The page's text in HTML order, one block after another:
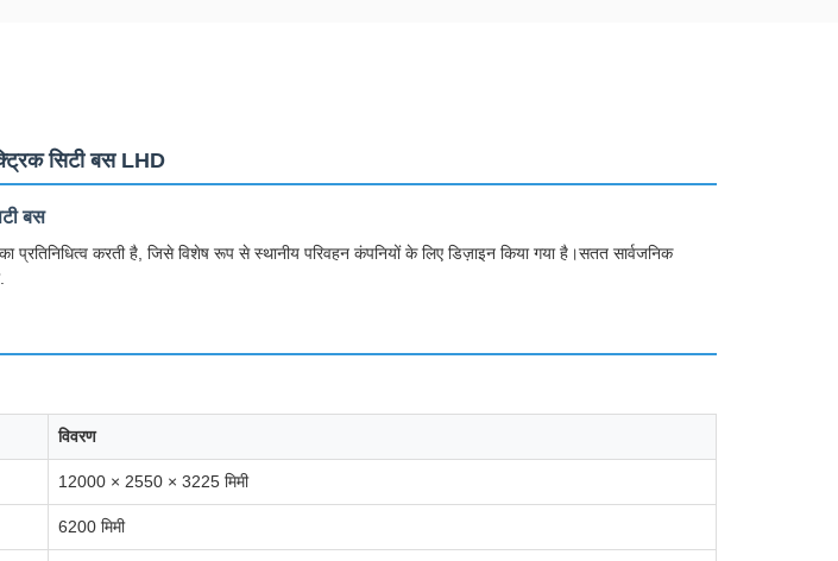
सिटी बस LHD
बस
प्रतिनिधित्व करती है, जिसे विशेष रूप से स्थानीय परिवहन कंपनियों के लिए डिज़ाइन किया गया है।सतत सार्वजनिक
विवरण
12000 × 2550 × 3225 मिमी
6200 मिमी